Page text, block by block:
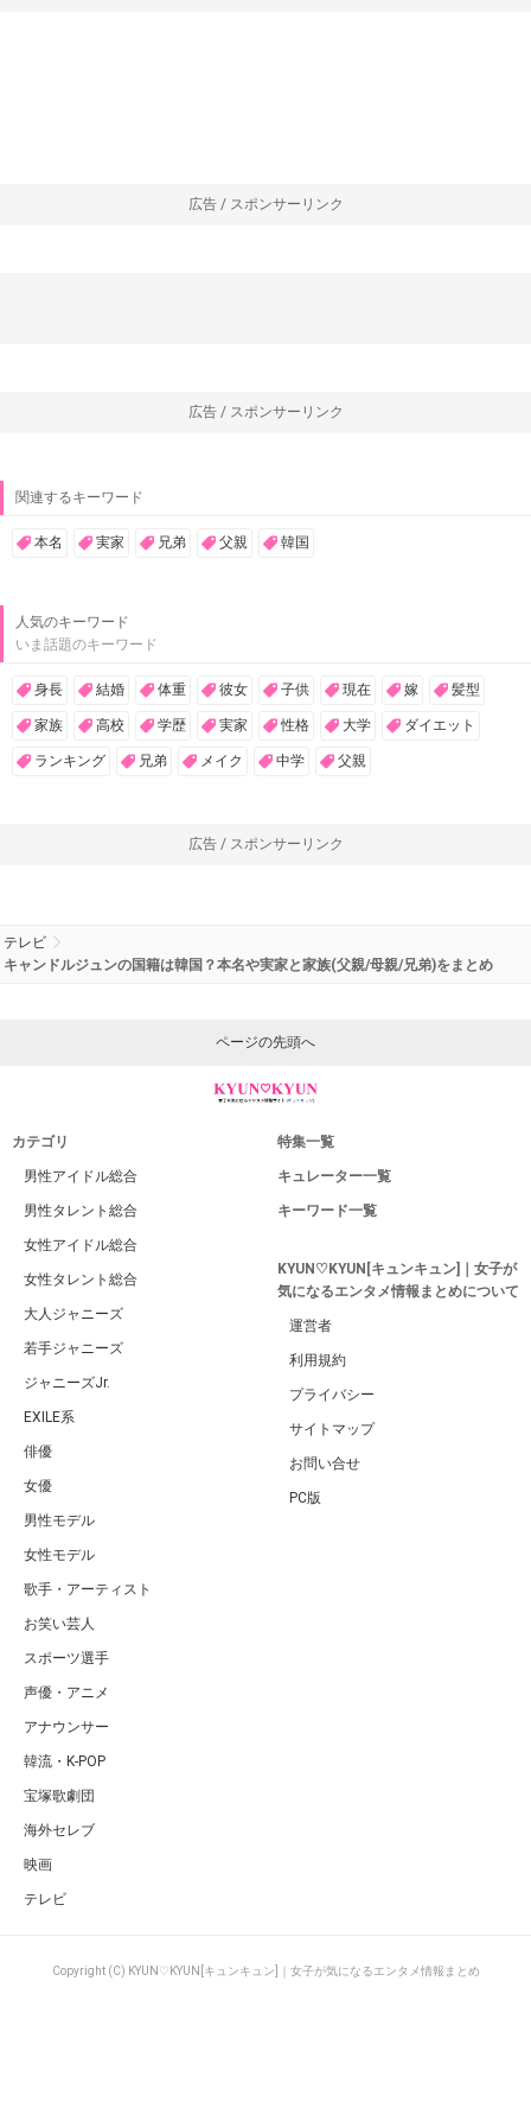
広告 / スポンサーリンク
広告 / スポンサーリンク
関連するキーワード
本名 実家 兄弟 父親 韓国
人気のキーワード
いま話題のキーワード
身長 結婚 体重 彼女 子供 現在 嫁 髪型
家族 高校 学歴 実家 性格 大学 ダイエット
ランキング 兄弟 メイク 中学 父親
広告 / スポンサーリンク
テレビ
キャンドルジュンの国籍は韓国？本名や実家と家族(父親/母親/兄弟)をまとめ
ページの先頭へ
カテゴリ
男性アイドル総合
男性タレント総合
女性アイドル総合
女性タレント総合
大人ジャニーズ
若手ジャニーズ
ジャニーズJr.
EXILE系
俳優
女優
男性モデル
女性モデル
歌手・アーティスト
お笑い芸人
スポーツ選手
声優・アニメ
アナウンサー
韓流・K-POP
宝塚歌劇団
海外セレブ
映画
テレビ
特集一覧
キュレーター一覧
キーワード一覧
KYUN♡KYUN[キュンキュン]｜女子が
気になるエンタメ情報まとめについて
運営者
利用規約
プライバシー
サイトマップ
お問い合せ
PC版
Copyright (C) KYUN♡KYUN[キュンキュン]｜女子が気になるエンタメ情報まとめ